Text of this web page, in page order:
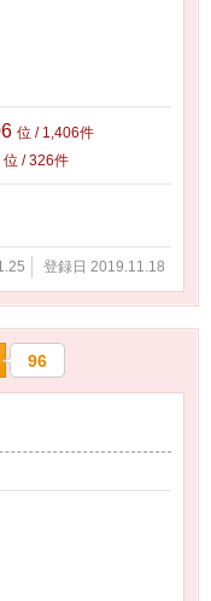
位 / 1,406件
位 / 326件
登録日 2019.11.18
96